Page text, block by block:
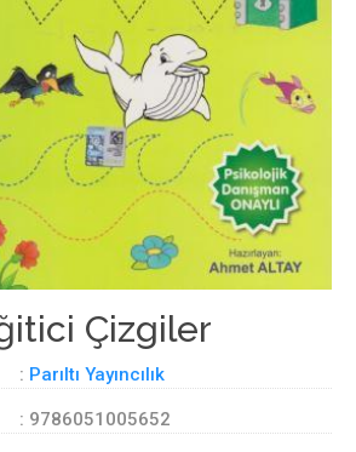
Çizgiler
: Parıltı Yayıncılık
: 9786051005652